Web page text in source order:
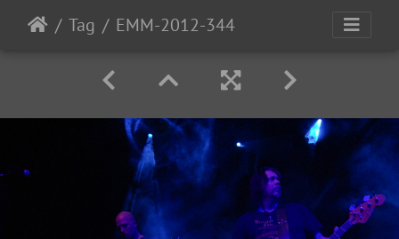
Tag EMM-2012-344